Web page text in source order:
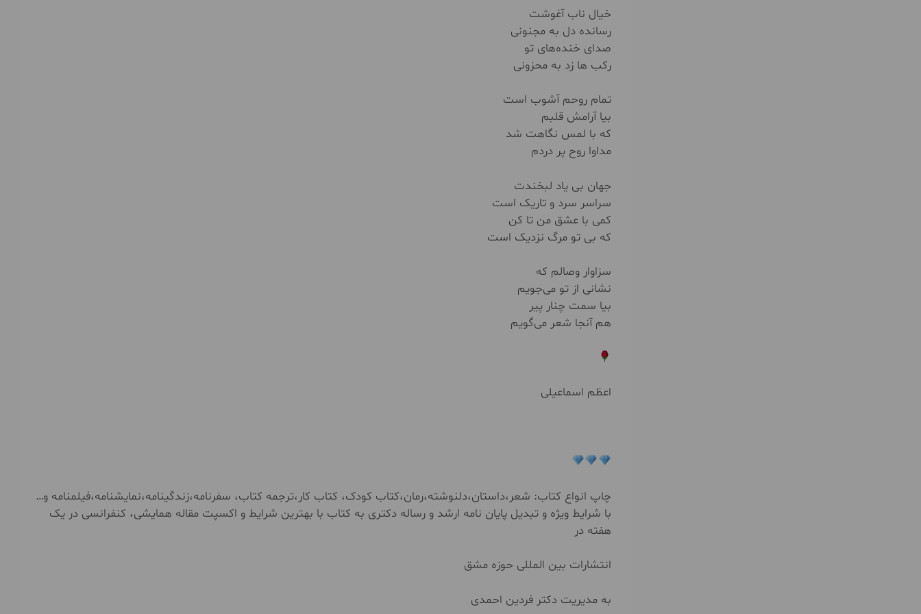
خیال ناب آغوشت
رسانده دل به مجنونی
صدای خنده‌های تو
رکب ها زد به محزونی
تمام روحم آشوب است
بیا آرامش قلبم
که با لمس نگاهت شد
مداوا روح پر دردم
جهان بی‌ یاد لبخندت
سراسر سرد و تاریک است
کمی با عشق من تا کن
که بی‌ تو مرگ نزدیک است
سزاوار وصالم که
نشانی‌ از تو می‌جویم
بیا سمت چنار پیر
هم آنجا‌ شعر می‌گویم
اعظم اسماعیلی
چاپ انواع کتاب: شعر،داستان،دلنوشته،رمان،کتاب کودک، کتاب کار،ترجمه کتاب، سفرنامه،زندگینامه،نمایشنامه،فیلمنامه و…
با شرایط ویژه و تبدیل پایان نامه ارشد و رساله دکتری به کتاب با بهترین شرایط و اکسپت مقاله همایشی، کنفرانسی در یک
هفته در
انتشارات بین المللی حوزه مشق
به مدیریت دکتر فردین احمدی